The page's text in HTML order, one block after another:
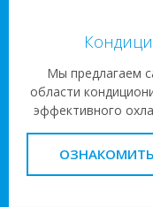
Мы предлагаем
области
эффективного